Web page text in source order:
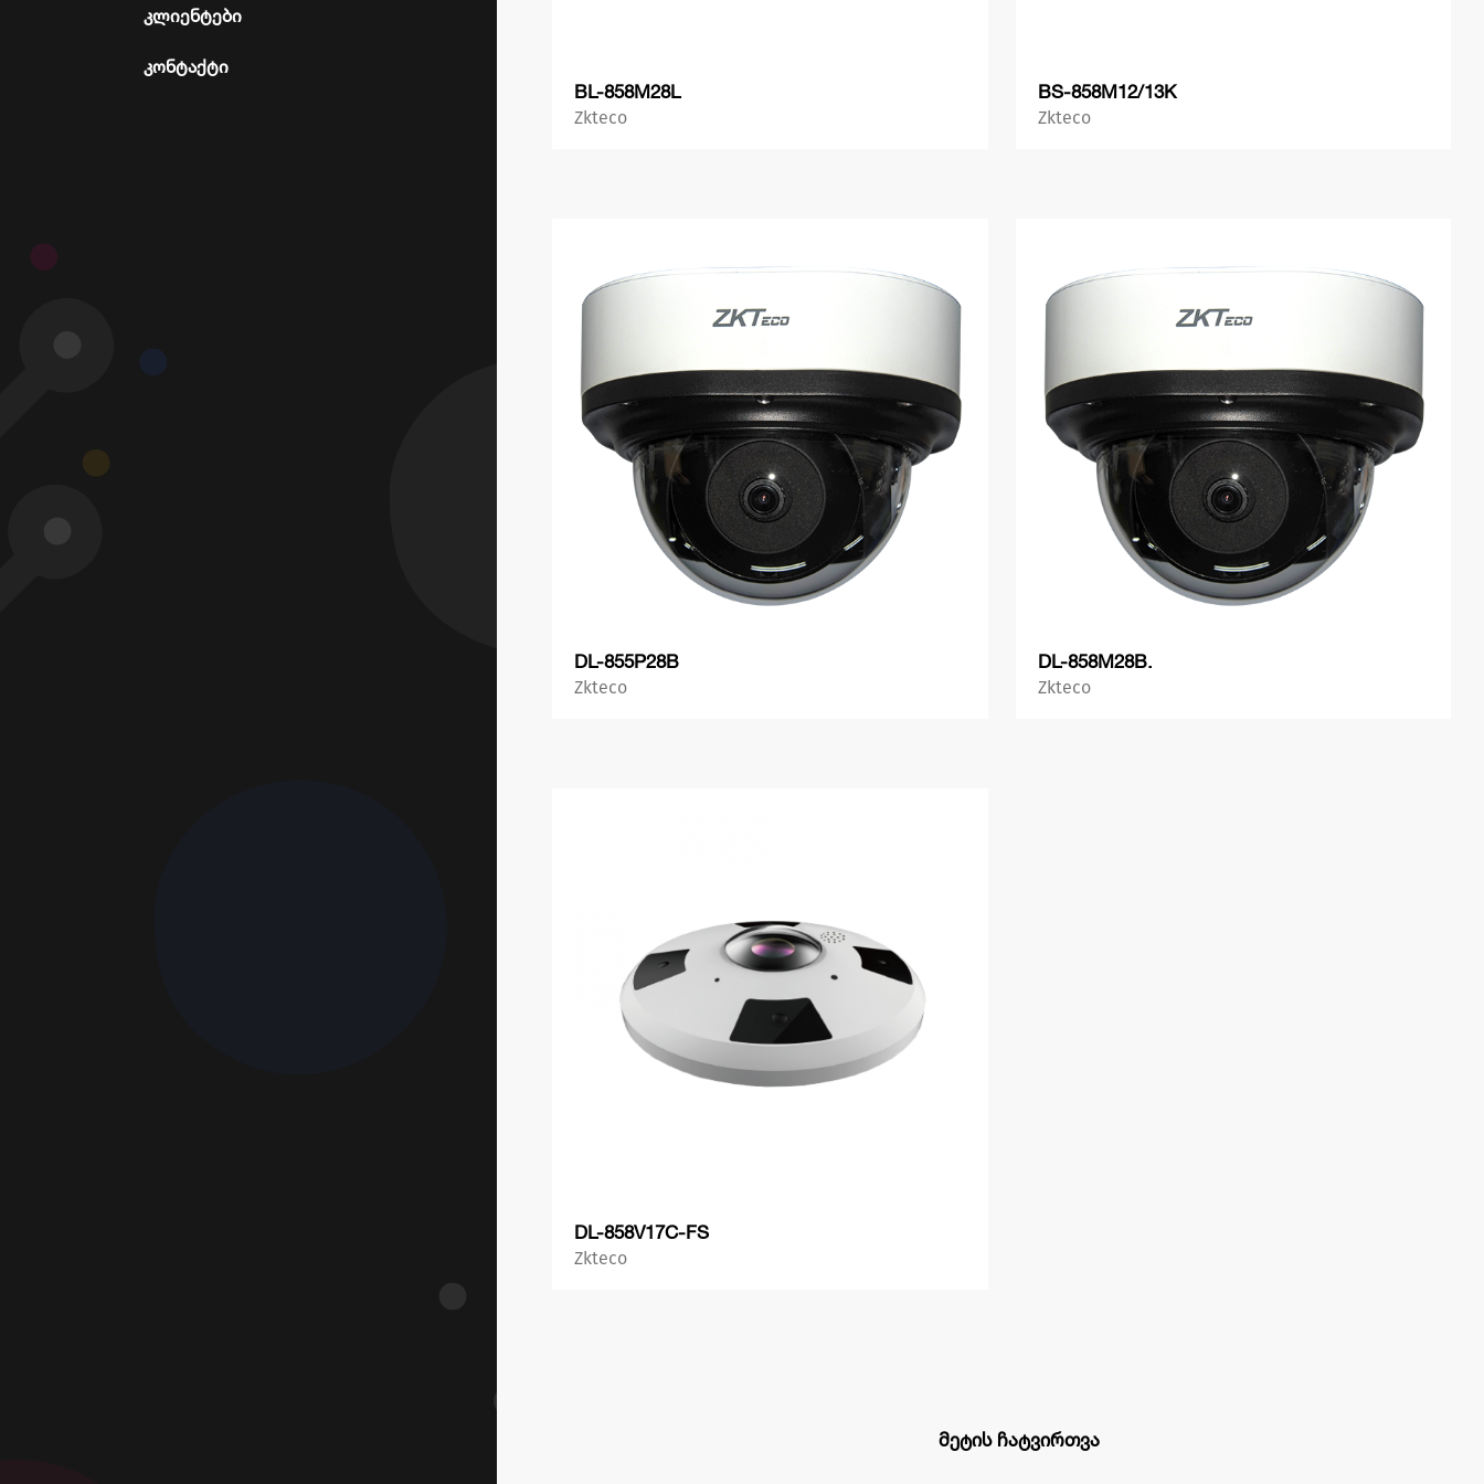
კლიენტები
კონტაქტი
BL-858M28L
Zkteco
BS-858M12/13K
Zkteco
DL-855P28B
Zkteco
DL-858M28B.
Zkteco
DL-858V17C-FS
Zkteco
მეტის ჩატვირთვა